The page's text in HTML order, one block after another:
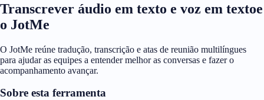
Transcrever áudio em texto e voz em textoe
o JotMe
O JotMe reúne tradução, transcrição e atas de reunião multilíngues
para ajudar as equipes a entender melhor as conversas e fazer o
acompanhamento avançar.
Sobre esta ferramenta